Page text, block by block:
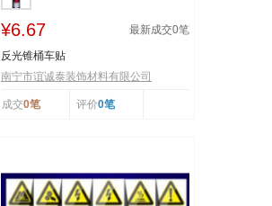
¥6.67 最新成交0笔
反光锥桶车贴
南宁市谊诚泰装饰材料有限公司
成交0笔 评价0笔